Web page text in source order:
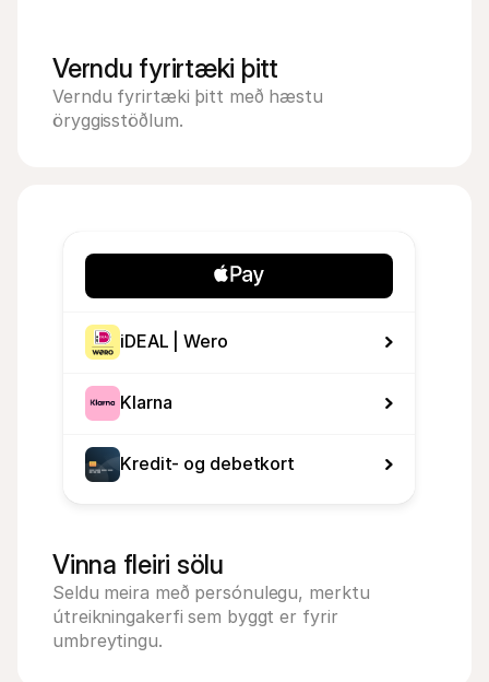
Verndu fyrirtæki þitt
Verndu fyrirtæki þitt með hæstu
öryggisstöðlum.
iDEAL | Wero
Klarna
Kredit- og debetkort
Vinna fleiri sölu
Seldu meira með persónulegu, merktu
útreikningakerfi sem byggt er fyrir
umbreytingu.